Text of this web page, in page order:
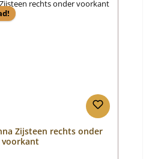
Zijsteen rechts onder
voorkant